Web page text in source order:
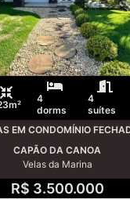
4
dorms
4
suítes
EM CONDOMÍNIO
CAPÃO DA CANOA
Velas da Marina
R$ 3.500.000